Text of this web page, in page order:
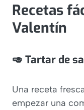
Recetas
Valentín
🥑 Tartar de
Una receta
empezar una